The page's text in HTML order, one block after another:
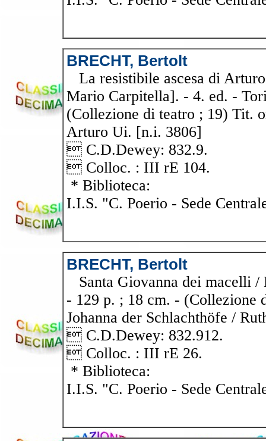
BRECHT, Bertolt
La resistibile ascesa di
Mario Carpitella]. - 4. ed. -
(Collezione di teatro ; 19) Tit.
Arturo Ui. [n.i. 3806]
 C.D.Dewey: 832.9.
 Colloc. : III rE 104.
* Biblioteca:
I.I.S. "C. Poerio - Sede
BRECHT, Bertolt
Santa Giovanna dei macelli
- 129 p. ; 18 cm. - (Collezione
Johanna der Schlachthöfe /
 C.D.Dewey: 832.912.
 Colloc. : III rE 26.
* Biblioteca:
I.I.S. "C. Poerio - Sede